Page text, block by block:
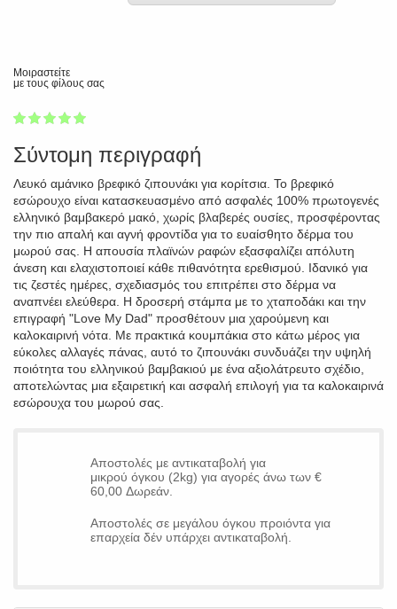
Μοιραστείτε
με τους φίλους σας
1
2
3
4
5
Σύντομη περιγραφή
Λευκό αμάνικο βρεφικό ζιπουνάκι για κορίτσια. Το βρεφικό
εσώρουχο είναι κατασκευασμένο από ασφαλές 100% πρωτογενές
ελληνικό βαμβακερό μακό, χωρίς βλαβερές ουσίες, προσφέροντας
την πιο απαλή και αγνή φροντίδα για το ευαίσθητο δέρμα του
μωρού σας. Η απουσία πλαϊνών ραφών εξασφαλίζει απόλυτη
άνεση και ελαχιστοποιεί κάθε πιθανότητα ερεθισμού. Ιδανικό για
τις ζεστές ημέρες, σχεδιασμός του επιτρέπει στο δέρμα να
αναπνέει ελεύθερα. Η δροσερή στάμπα με το χταποδάκι και την
επιγραφή "Love My Dad" προσθέτουν μια χαρούμενη και
καλοκαιρινή νότα. Με πρακτικά κουμπάκια στο κάτω μέρος για
εύκολες αλλαγές πάνας, αυτό το ζιπουνάκι συνδυάζει την υψηλή
ποιότητα του ελληνικού βαμβακιού με ένα αξιολάτρευτο σχέδιο,
αποτελώντας μια εξαιρετική και ασφαλή επιλογή για τα καλοκαιρινά
εσώρουχα του μωρού σας.
Αποστολές με αντικαταβολή για
μικρού όγκου (2kg) για αγορές άνω των €
60,00 Δωρεάν.
Αποστολές σε μεγάλου όγκου προιόντα για
επαρχεία δέν υπάρχει αντικαταβολή.